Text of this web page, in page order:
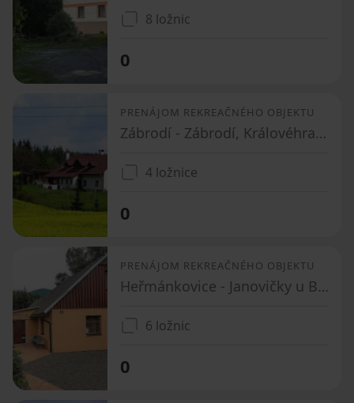
8 ložnic
0
PRENÁJOM REKREAČNÉHO OBJEKTU
Zábrodí - Zábrodí, Královéhradecký kraj
4 ložnice
0
PRENÁJOM REKREAČNÉHO OBJEKTU
Heřmánkovice - Janovičky u Broumova, Královéhradecký kraj
6 ložnic
0